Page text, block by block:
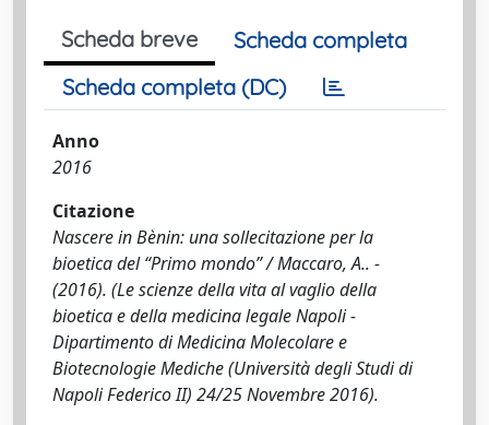
Scheda breve
Scheda completa
Scheda completa (DC)
Anno
2016
Citazione
Nascere in Bènin: una sollecitazione per la
bioetica del “Primo mondo” / Maccaro, A.. -
(2016). (Le scienze della vita al vaglio della
bioetica e della medicina legale Napoli -
Dipartimento di Medicina Molecolare e
Biotecnologie Mediche (Università degli Studi di
Napoli Federico II) 24/25 Novembre 2016).